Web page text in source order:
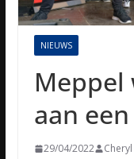
NIEUWS
Meppel
aan
29/04/2022